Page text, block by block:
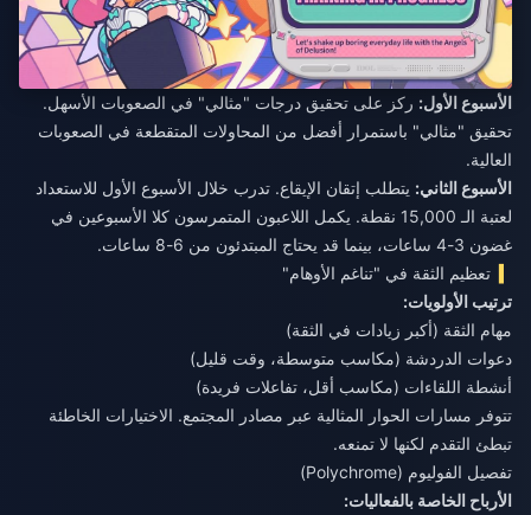
الأسبوع الأول: ركز على تحقيق درجات "مثالي" في الصعوبات الأسهل.
تحقيق "مثالي" باستمرار أفضل من المحاولات المتقطعة في الصعوبات
العالية.
الأسبوع الثاني: يتطلب إتقان الإيقاع. تدرب خلال الأسبوع الأول للاستعداد
لعتبة الـ 15,000 نقطة. يكمل اللاعبون المتمرسون كلا الأسبوعين في
غضون 3-4 ساعات، بينما قد يحتاج المبتدئون من 6-8 ساعات.
تعظيم الثقة في "تناغم الأوهام"
ترتيب الأولويات:
مهام الثقة (أكبر زيادات في الثقة)
دعوات الدردشة (مكاسب متوسطة، وقت قليل)
أنشطة اللقاءات (مكاسب أقل، تفاعلات فريدة)
تتوفر مسارات الحوار المثالية عبر مصادر المجتمع. الاختيارات الخاطئة
تبطئ التقدم لكنها لا تمنعه.
تفصيل الفوليوم (Polychrome)
الأرباح الخاصة بالفعاليات: